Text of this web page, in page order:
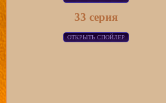
33 серия